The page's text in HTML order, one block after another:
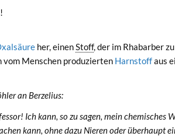
her, einenStoff, der im Rhabarber
Menschen produzierten Harnstoffaus
an Berzelius:
Ich kann, so zu sagen, mein chemisches
kann, ohne dazu Nieren oder überhaupt